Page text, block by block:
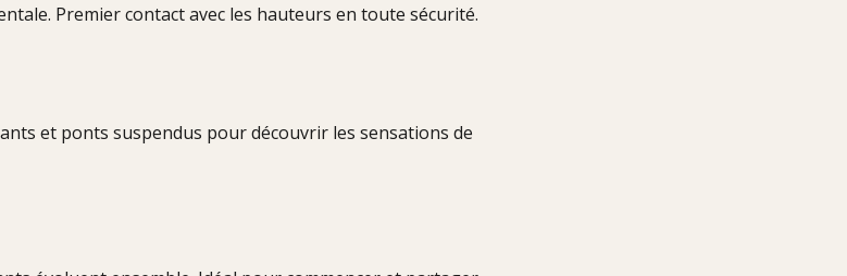
Premier contact avec les hauteurs en toute sécurité.
et ponts suspendus pour découvrir les sensations de